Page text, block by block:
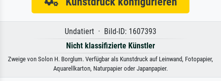
Undatiert · Bild-ID: 1607393
Nicht klassifizierte Künstler
Zweige von Solon H. Borglum. Verfügbar als Kunstdruck auf Leinwand, Fotopapier,
Aquarellkarton, Naturpapier oder Japanpapier.